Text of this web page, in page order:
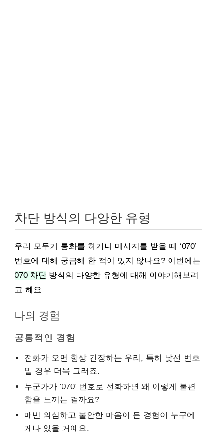
차단 방식의 다양한 유형
우리 모두가 통화를 하거나 메시지를 받을 때 ‘070’
번호에 대해 궁금해 한 적이 있지 않나요? 이번에는
070 차단 방식의 다양한 유형에 대해 이야기해보려
고 해요.
나의 경험
공통적인 경험
전화가 오면 항상 긴장하는 우리, 특히 낯선 번호
일 경우 더욱 그러죠.
누군가가 ‘070’ 번호로 전화하면 왜 이렇게 불편
함을 느끼는 걸까요?
매번 의심하고 불안한 마음이 든 경험이 누구에
게나 있을 거예요.